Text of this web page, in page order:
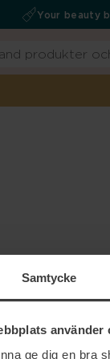
Samtycke
använder
ge dig en bra
Your beauty